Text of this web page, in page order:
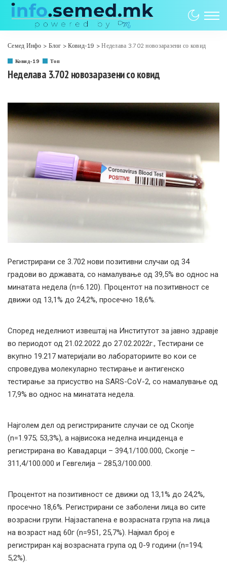
Семед Инфо > Блог >Ковид-19 >Неделава 3.702 новозаразени со ковид
Ковид-19 Топ
Неделава 3.702 новозаразени со ковид
Регистрирани сe 3.702 нови позитивни случаи од 34
градови во државата, со намалување од 39,5% во однос на
минатата недела (n=6.120). Процентот на позитивност се
движи од 13,1% до 24,2%, просечно 18,6%.
Според неделниот извештај на Институтот за јавно здравје
во периодот од 21.02.2022 до 27.02.2022г., Тестирани се
вкупно 19.217 материјали во лабораториите во кои се
спроведува молекуларно тестирање и антигенско
тестирање за присуство на SARS-CoV-2, со намалување од
17,9% во однос на минатата недела.
Најголем дел од регистрираните случаи се од Скопје
(n=1.975; 53,3%), а највисока неделна инциденца е
регистрирана во Кавадарци – 394,1/100.000, Скопје –
311,4/100.000 и Гевгелија – 285,3/100.000.
Процентот на позитивност се движи од 13,1% до 24,2%,
просечно 18,6%. Регистрирани се заболени лица во сите
возрасни групи. Најзастапена е возрасната група на лица
на возраст над 60г (n=951, 25,7%). Најмал број е
регистриран кај возрасната група од 0-9 години (n=194;
5,2%).